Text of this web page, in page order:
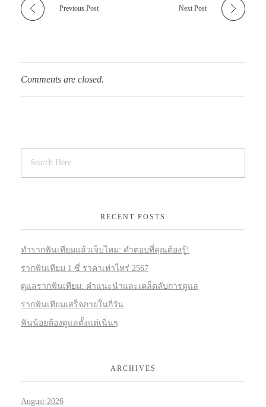
Previous Post Next Post
Comments are closed.
RECENT POSTS
ทำรากฟันเทียมแล้วเจ็บไหม: คำตอบที่คุณต้องรู้!
รากฟันเทียม 1 ซี่ ราคาเท่าไหร่ 2567
ดูแลรากฟันเทียม: คำแนะนำและเคล็ดลับการดูแล
รากฟันเทียมเสร็จภายในกี่วัน
ฟันน้อยต้องดูแลตั้งแต่เนิ่นๆ
ARCHIVES
August 2026